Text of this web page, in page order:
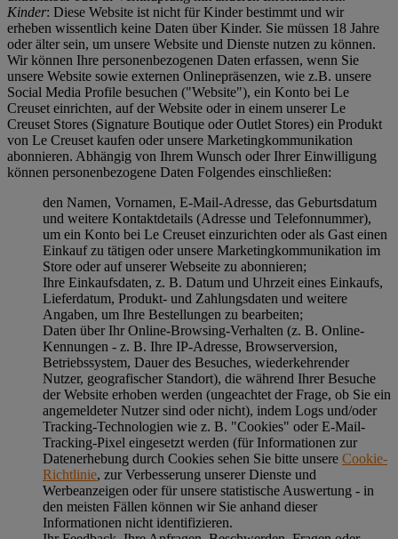
Kinder: Diese Website ist nicht für Kinder bestimmt und wir
erheben wissentlich keine Daten über Kinder. Sie müssen 18 Jahre
oder älter sein, um unsere Website und Dienste nutzen zu können.
Wir können Ihre personenbezogenen Daten erfassen, wenn Sie
unsere Website sowie externen Onlinepräsenzen, wie z.B. unsere
Social Media Profile besuchen ("Website"), ein Konto bei Le
Creuset einrichten, auf der Website oder in einem unserer Le
Creuset Stores (Signature Boutique oder Outlet Stores) ein Produkt
von Le Creuset kaufen oder unsere Marketingkommunikation
abonnieren. Abhängig von Ihrem Wunsch oder Ihrer Einwilligung
können personenbezogene Daten Folgendes einschließen:
den Namen, Vornamen, E-Mail-Adresse, das Geburtsdatum
und weitere Kontaktdetails (Adresse und Telefonnummer),
um ein Konto bei Le Creuset einzurichten oder als Gast einen
Einkauf zu tätigen oder unsere Marketingkommunikation im
Store oder auf unserer Webseite zu abonnieren;
Ihre Einkaufsdaten, z. B. Datum und Uhrzeit eines Einkaufs,
Lieferdatum, Produkt- und Zahlungsdaten und weitere
Angaben, um Ihre Bestellungen zu bearbeiten;
Daten über Ihr Online-Browsing-Verhalten (z. B. Online-
Kennungen - z. B. Ihre IP-Adresse, Browserversion,
Betriebssystem, Dauer des Besuches, wiederkehrender
Nutzer, geografischer Standort), die während Ihrer Besuche
der Website erhoben werden (ungeachtet der Frage, ob Sie ein
angemeldeter Nutzer sind oder nicht), indem Logs und/oder
Tracking-Technologien wie z. B. "Cookies" oder E-Mail-
Tracking-Pixel eingesetzt werden (für Informationen zur
Datenerhebung durch Cookies sehen Sie bitte unsere Cookie-
Richtlinie, zur Verbesserung unserer Dienste und
Werbeanzeigen oder für unsere statistische Auswertung - in
den meisten Fällen können wir Sie anhand dieser
Informationen nicht identifizieren.